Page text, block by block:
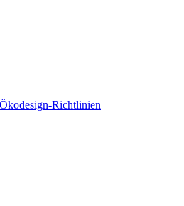
Richtlinien